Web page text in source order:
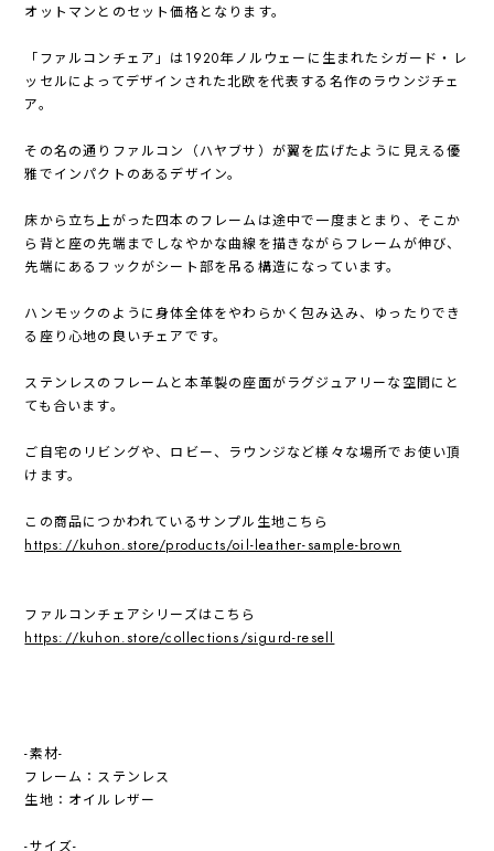
オットマンとのセット価格となります。
「ファルコンチェア」は1920年ノルウェーに生まれたシガード・レ
ッセルによってデザインされた北欧を代表する名作のラウンジチェ
ア。
その名の通りファルコン（ハヤブサ）が翼を広げたように見える優
雅でインパクトのあるデザイン。
床から立ち上がった四本のフレームは途中で一度まとまり、そこか
ら背と座の先端までしなやかな曲線を描きながらフレームが伸び、
先端にあるフックがシート部を吊る構造になっています。
ハンモックのように身体全体をやわらかく包み込み、ゆったりでき
る座り心地の良いチェアです。
ステンレスのフレームと本革製の座面がラグジュアリーな空間にと
ても合います。
ご自宅のリビングや、ロビー、ラウンジなど様々な場所でお使い頂
けます。
この商品につかわれているサンプル生地こちら
https://kuhon.store/products/oil-leather-sample-brown
ファルコンチェアシリーズはこちら
https://kuhon.store/collections/sigurd-resell
-素材-
フレーム：ステンレス
生地：オイルレザー
-サイズ-